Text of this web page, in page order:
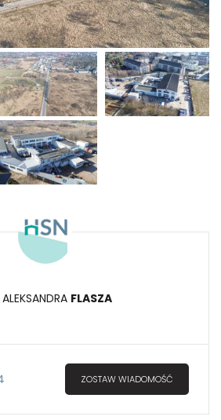
FLASZA
ZOSTAW WIADOMOŚĆ